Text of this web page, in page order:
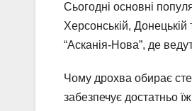
Сьогодні основні
Херсонській,
“Асканія-Нова”, де
Чому дрохва обирає
забезпечує достатньо